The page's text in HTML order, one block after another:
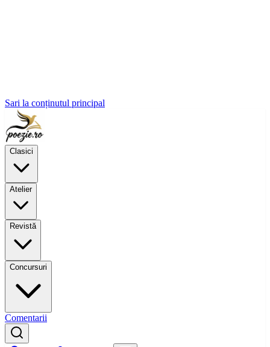
Sari la conținutul principal
Clasici
Atelier
Revistă
Concursuri
Comentarii